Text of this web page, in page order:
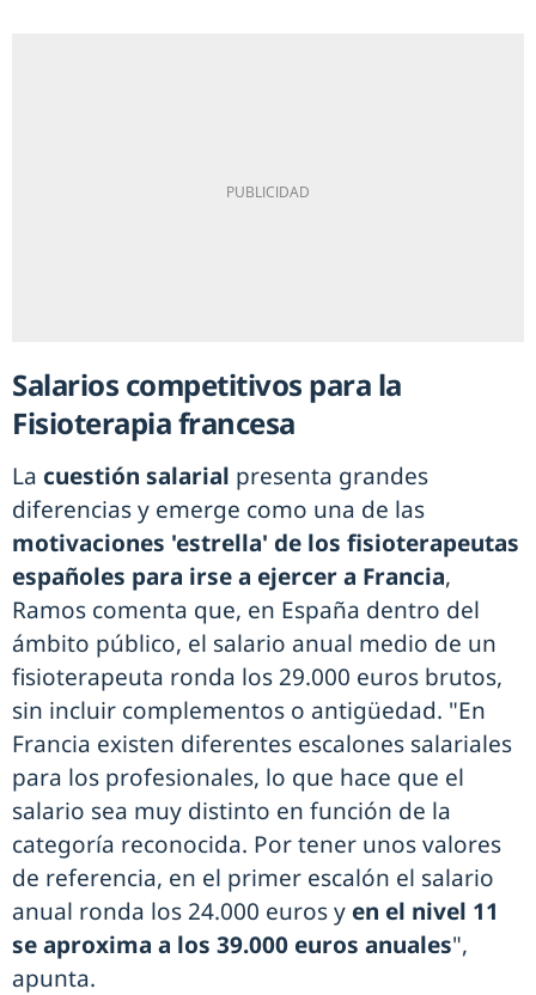
Salarios competitivos para la
Fisioterapia francesa
La cuestión salarial presenta grandes
diferencias y emerge como una de las
motivaciones 'estrella' de los fisioterapeutas
españoles para irse a ejercer a Francia,
Ramos comenta que, en España dentro del
ámbito público, el salario anual medio de un
fisioterapeuta ronda los 29.000 euros brutos,
sin incluir complementos o antigüedad. "En
Francia existen diferentes escalones salariales
para los profesionales, lo que hace que el
salario sea muy distinto en función de la
categoría reconocida. Por tener unos valores
de referencia, en el primer escalón el salario
anual ronda los 24.000 euros y en el nivel 11
se aproxima a los 39.000 euros anuales",
apunta.